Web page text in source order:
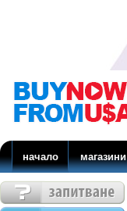
начало магазини